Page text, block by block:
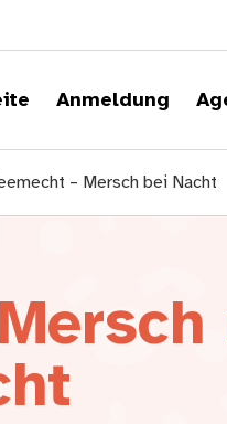
Anmeldung
– Mersch bei Nacht